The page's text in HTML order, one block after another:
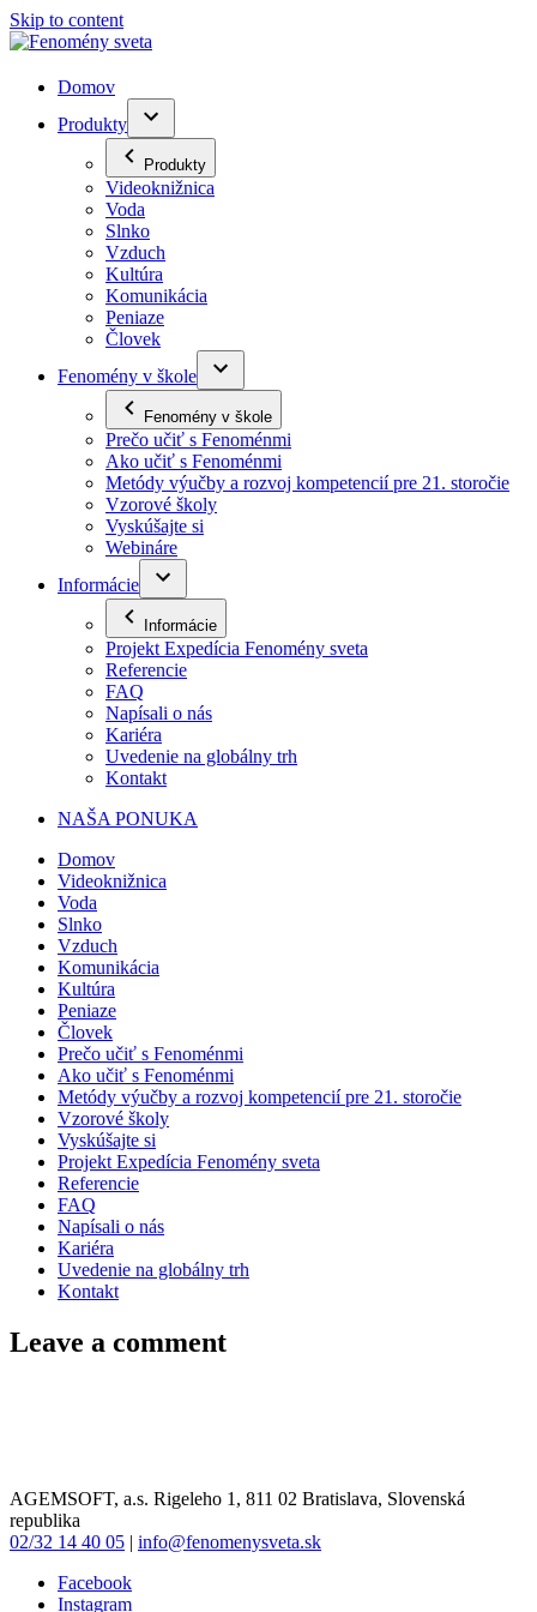
Skip to content
Domov
Produkty
Produkty
Videoknižnica
Voda
Slnko
Vzduch
Kultúra
Komunikácia
Peniaze
Človek
Fenomény v škole
Fenomény v škole
Prečo učiť s Fenoménmi
Ako učiť s Fenoménmi
Metódy výučby a rozvoj kompetencií pre 21. storočie
Vzorové školy
Vyskúšajte si
Webináre
Informácie
Informácie
Projekt Expedícia Fenomény sveta
Referencie
FAQ
Napísali o nás
Kariéra
Uvedenie na globálny trh
Kontakt
NAŠA PONUKA
Domov
Videoknižnica
Voda
Slnko
Vzduch
Komunikácia
Kultúra
Peniaze
Človek
Prečo učiť s Fenoménmi
Ako učiť s Fenoménmi
Metódy výučby a rozvoj kompetencií pre 21. storočie
Vzorové školy
Vyskúšajte si
Projekt Expedícia Fenomény sveta
Referencie
FAQ
Napísali o nás
Kariéra
Uvedenie na globálny trh
Kontakt
Leave a comment
AGEMSOFT, a.s. Rigeleho 1, 811 02 Bratislava, Slovenská
republika
02/32 14 40 05 | info@fenomenysveta.sk
Facebook
Instagram